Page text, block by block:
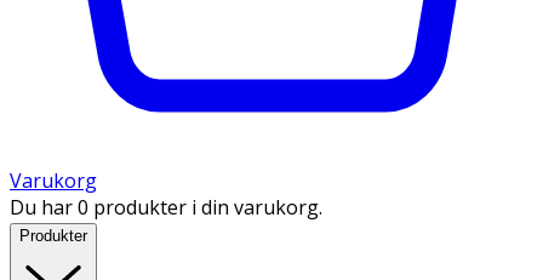
Varukorg
Du har 0 produkter i din varukorg.
Produkter